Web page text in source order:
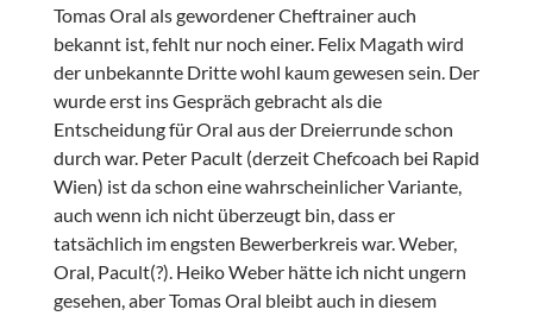
Tomas Oral als gewordener Cheftrainer auch
bekannt ist, fehlt nur noch einer. Felix Magath wird
der unbekannte Dritte wohl kaum gewesen sein. Der
wurde erst ins Gespräch gebracht als die
Entscheidung für Oral aus der Dreierrunde schon
durch war. Peter Pacult (derzeit Chefcoach bei Rapid
Wien) ist da schon eine wahrscheinlicher Variante,
auch wenn ich nicht überzeugt bin, dass er
tatsächlich im engsten Bewerberkreis war. Weber,
Oral, Pacult(?). Heiko Weber hätte ich nicht ungern
gesehen, aber Tomas Oral bleibt auch in diesem